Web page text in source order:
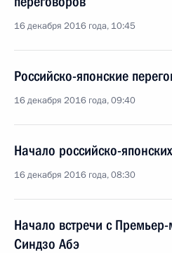
16 декабря 2016 года, 10:45
Российско-японские
16 декабря 2016 года, 09:40
Начало российско-
16 декабря 2016 года, 08:30
Начало встречи с
Синдзо Абэ